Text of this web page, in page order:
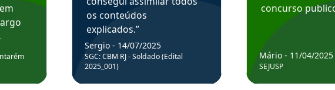
os conteúdos
explicados.”
Sergio - 14/07/2025
SGC: CBM RJ - Soldado (Edital
2025_001)
concurso
Mário - 11/04/2025
SEJUSP